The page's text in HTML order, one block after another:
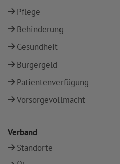
Pflege
Behinderung
Gesundheit
Bürgergeld
Patientenverfügung
Vorsorgevollmacht
Verband
Standorte